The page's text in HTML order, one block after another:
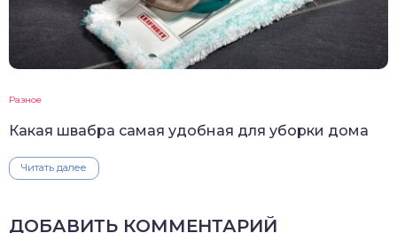
Разное
Какая швабра самая удобная для уборки дома
Читать далее
ДОБАВИТЬ КОММЕНТАРИЙ